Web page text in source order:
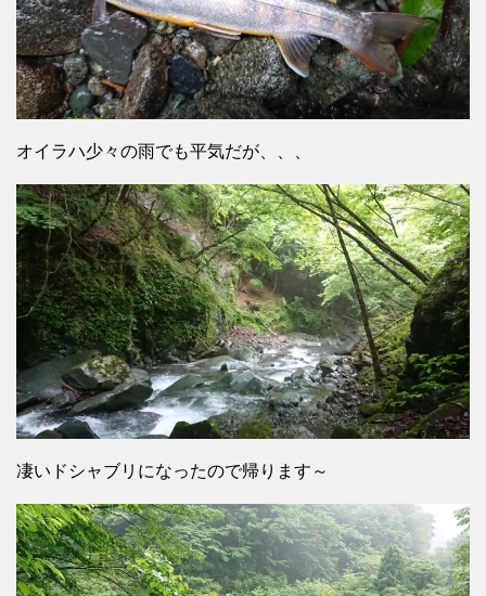
オイラハ少々の雨でも平気だが、、、
凄いドシャブリになったので帰ります～